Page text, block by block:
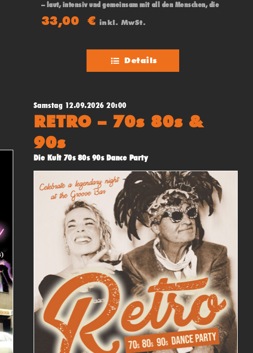
– laut, intensiv und gemeinsam mit all den Menschen, die
diesen Weg möglich gemacht haben. An ihrer Seite:
VOGELFREY.
33,00 € inkl. MwSt.
Details
Samstag 12.09.2026 20:00
RETRO – 70s 80s &
90s
Die Kult 70s 80s 90s Dance Party